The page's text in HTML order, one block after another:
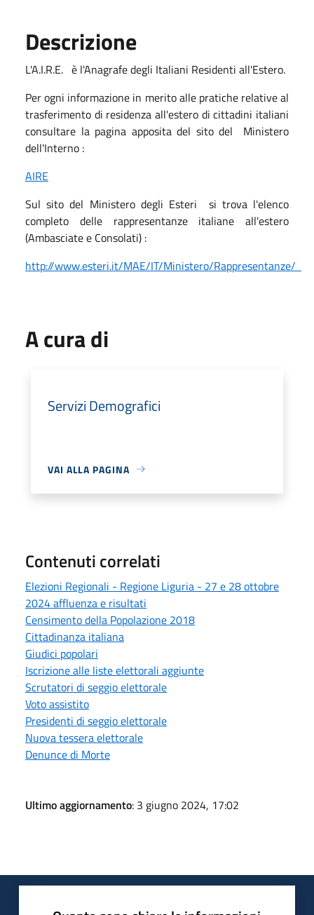
Descrizione
L'A.I.R.E. è l'Anagrafe degli Italiani Residenti all'Estero.
Per ogni informazione in merito alle pratiche relative al
trasferimento di residenza all'estero di cittadini italiani
consultare la pagina apposita del sito del Ministero
dell'Interno :
AIRE
Sul sito del Ministero degli Esteri si trova l'elenco
completo delle rappresentanze italiane all'estero
(Ambasciate e Consolati) :
http://www.esteri.it/MAE/IT/Ministero/Rappresentanze/
A cura di
Servizi Demografici
VAI ALLA PAGINA
Contenuti correlati
Elezioni Regionali - Regione Liguria - 27 e 28 ottobre
2024 affluenza e risultati
Censimento della Popolazione 2018
Cittadinanza italiana
Giudici popolari
Iscrizione alle liste elettorali aggiunte
Scrutatori di seggio elettorale
Voto assistito
Presidenti di seggio elettorale
Nuova tessera elettorale
Denunce di Morte
Ultimo aggiornamento: 3 giugno 2024, 17:02